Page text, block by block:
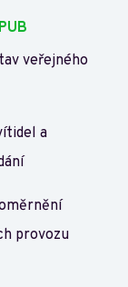
veřejného
a
provozu